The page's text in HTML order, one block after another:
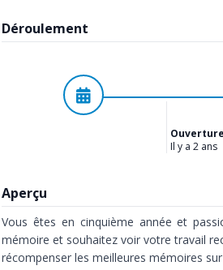
Déroulement
Ouverture
Il y a 2 ans
Aperçu
Vous êtes en cinquième année et
mémoire et souhaitez voir votre travail
récompenser les meilleures mémoires